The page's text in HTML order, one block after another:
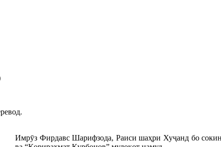
Имрӯз Фирдавс Шарифзода, Раиси шаҳри Хуҷанд бо